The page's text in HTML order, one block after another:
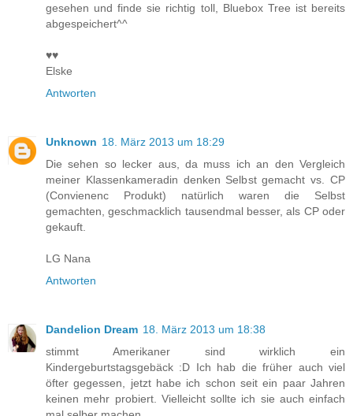
gesehen und finde sie richtig toll, Bluebox Tree ist bereits
abgespeichert^^
♥♥
Elske
Antworten
Unknown 18. März 2013 um 18:29
Die sehen so lecker aus, da muss ich an den Vergleich
meiner Klassenkameradin denken Selbst gemacht vs. CP
(Convienenc Produkt) natürlich waren die Selbst
gemachten, geschmacklich tausendmal besser, als CP oder
gekauft.
LG Nana
Antworten
Dandelion Dream 18. März 2013 um 18:38
stimmt Amerikaner sind wirklich ein
Kindergeburtstagsgebäck :D Ich hab die früher auch viel
öfter gegessen, jetzt habe ich schon seit ein paar Jahren
keinen mehr probiert. Vielleicht sollte ich sie auch einfach